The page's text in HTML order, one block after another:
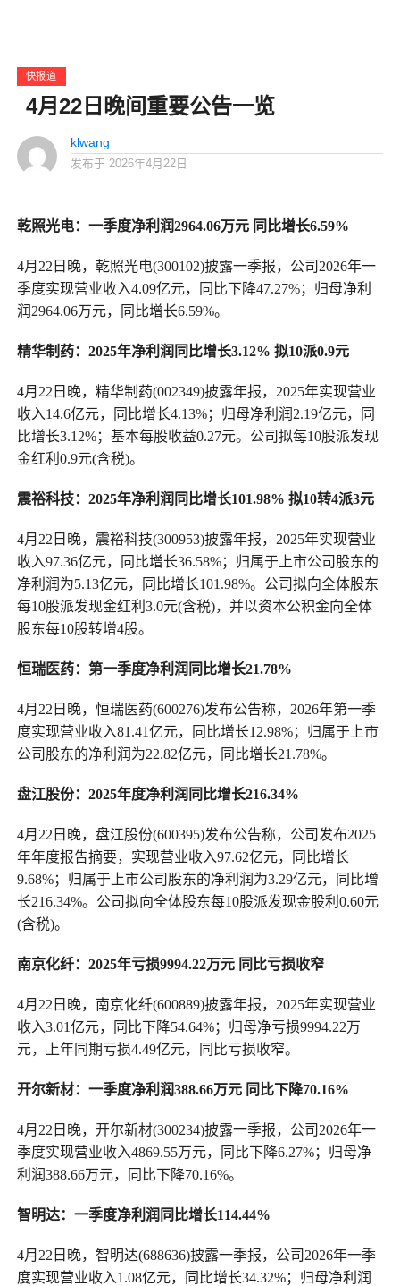
快报道
4月22日晚间重要公告一览
klwang
发布于 2026年4月22日
乾照光电：一季度净利润2964.06万元 同比增长6.59%
4月22日晚，乾照光电(300102)披露一季报，公司2026年一
季度实现营业收入4.09亿元，同比下降47.27%；归母净利
润2964.06万元，同比增长6.59%。
精华制药：2025年净利润同比增长3.12% 拟10派0.9元
4月22日晚，精华制药(002349)披露年报，2025年实现营业
收入14.6亿元，同比增长4.13%；归母净利润2.19亿元，同
比增长3.12%；基本每股收益0.27元。公司拟每10股派发现
金红利0.9元(含税)。
震裕科技： 2025年净利润同比增长101.98% 拟10转4派3元
4月22日晚，震裕科技(300953)披露年报，2025年实现营业
收入97.36亿元，同比增长36.58%；归属于上市公司股东的
净利润为5.13亿元，同比增长101.98%。公司拟向全体股东
每10股派发现金红利3.0元(含税)，并以资本公积金向全体
股东每10股转增4股。
恒瑞医药：第一季度净利润同比增长21.78%
4月22日晚，恒瑞医药(600276)发布公告称，2026年第一季
度实现营业收入81.41亿元，同比增长12.98%；归属于上市
公司股东的净利润为22.82亿元，同比增长21.78%。
盘江股份：2025年度净利润同比增长216.34%
4月22日晚，盘江股份(600395)发布公告称，公司发布2025
年年度报告摘要，实现营业收入97.62亿元，同比增长
9.68%；归属于上市公司股东的净利润为3.29亿元，同比增
长216.34%。公司拟向全体股东每10股派发现金股利0.60元
(含税)。
南京化纤：2025年亏损9994.22万元 同比亏损收窄
4月22日晚，南京化纤(600889)披露年报，2025年实现营业
收入3.01亿元，同比下降54.64%；归母净亏损9994.22万
元，上年同期亏损4.49亿元，同比亏损收窄。
开尔新材：一季度净利润388.66万元 同比下降70.16%
4月22日晚，开尔新材(300234)披露一季报，公司2026年一
季度实现营业收入4869.55万元，同比下降6.27%；归母净
利润388.66万元，同比下降70.16%。
智明达：一季度净利润同比增长114.44%
4月22日晚，智明达(688636)披露一季报，公司2026年一季
度实现营业收入1.08亿元，同比增长34.32%；归母净利润